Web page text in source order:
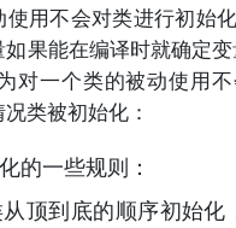
使用不会对类进行初始
如果能在编译时就确定
对一个类的被动使用
类被初始化：
的一些规则：
顶到底的顺序初始化